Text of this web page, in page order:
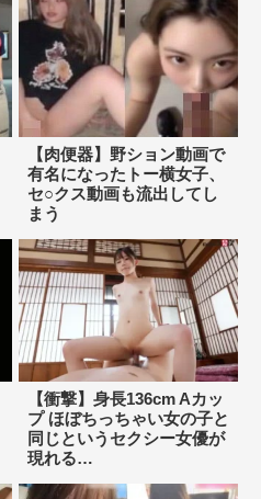
【肉便器】野ション動画で
有名になったトー横女子、
セ○クス動画も流出してし
まう
【衝撃】身長136cm Aカッ
プ ほぼちっちゃい女の子と
同じというセクシー女優が
現れる…